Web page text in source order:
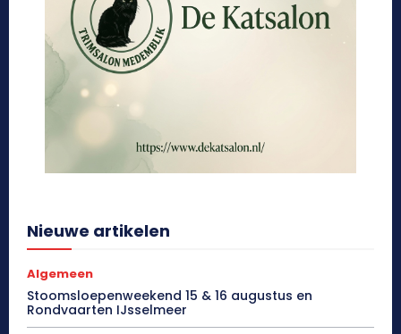
Nieuwe artikelen
Algemeen
Stoomsloepenweekend 15 & 16 augustus en
Rondvaarten IJsselmeer